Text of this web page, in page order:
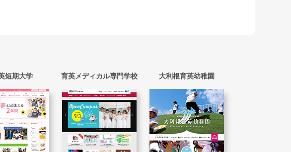
短期大学 育英メディカル専門学校 大利根育英幼稚園